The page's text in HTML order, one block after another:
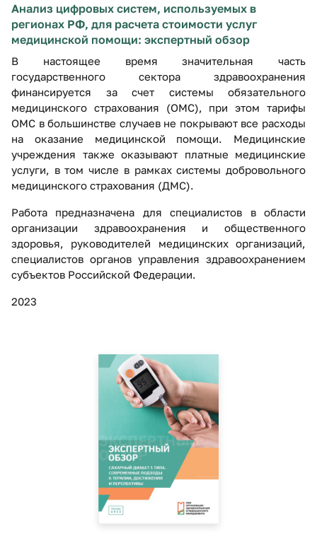
Анализ цифровых систем, используемых в
регионах РФ, для расчета стоимости услуг
медицинской помощи: экспертный обзор
В настоящее время значительная часть
государственного сектора здравоохранения
финансируется за счет системы обязательного
медицинского страхования (ОМС), при этом тарифы
ОМС в большинстве случаев не покрывают все расходы
на оказание медицинской помощи. Медицинские
учреждения также оказывают платные медицинские
услуги, в том числе в рамках системы добровольного
медицинского страхования (ДМС).
Работа предназначена для специалистов в области
организации здравоохранения и общественного
здоровья, руководителей медицинских организаций,
специалистов органов управления здравоохранением
субъектов Российской Федерации.
2023